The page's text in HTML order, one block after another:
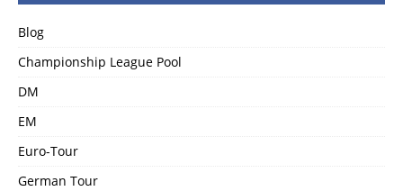
Blog
Championship League Pool
DM
EM
Euro-Tour
German Tour